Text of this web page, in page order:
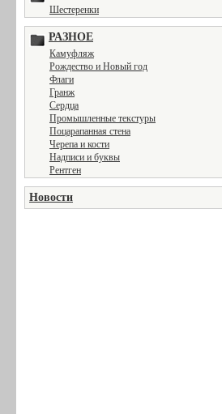
Шестеренки
РАЗНОЕ
Камуфляж
Рождество и Новый год
Флаги
Гранж
Сердца
Промышленные текстуры
Поцарапанная стена
Черепа и кости
Надписи и буквы
Рентген
Новости